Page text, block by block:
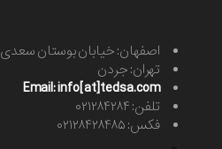
اصفهان: خیابان بوستان سعدی
تهران: جردن
Email: info[at]tedsa.com
تلفن: ۰۲۱۲۸۴۲۸۴
فکس: ۰۲۱۲۸۴۲۸۴۸۵